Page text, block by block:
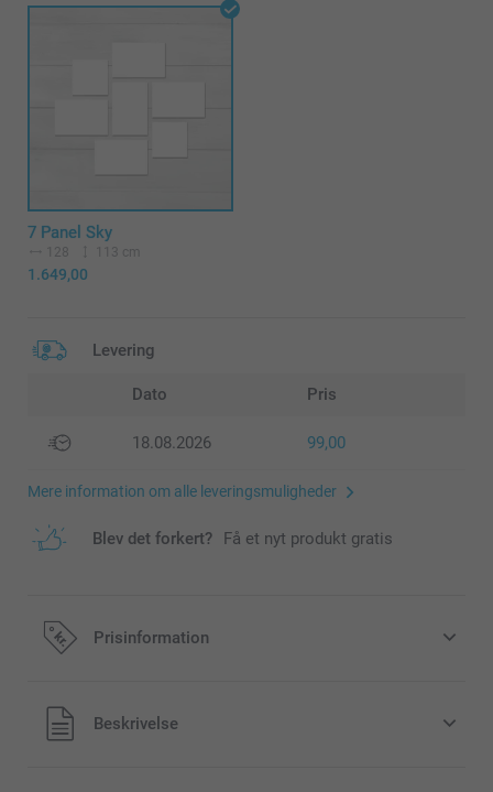
7 Panel Sky
128 113 cm
1.649,00
Levering
Dato Pris
18.08.2026 99,00
Mere information om alle leveringsmuligheder
Blev det forkert? Få et nyt produkt gratis
Prisinformation
Alle priser inklusive moms og uden
forsendelsesomkostninger
Beskrivelse